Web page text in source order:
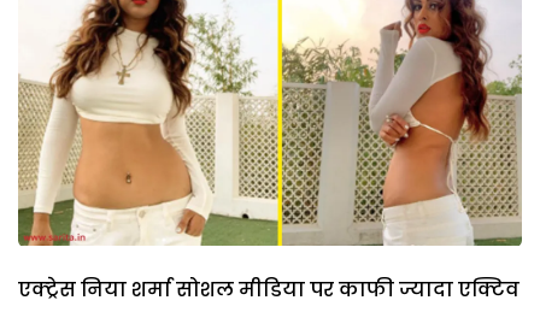
एक्ट्रेस निया शर्मा सोशल मीडिया पर काफी ज्यादा एक्टिव